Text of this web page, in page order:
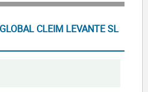
CLEIM LEVANTE SL